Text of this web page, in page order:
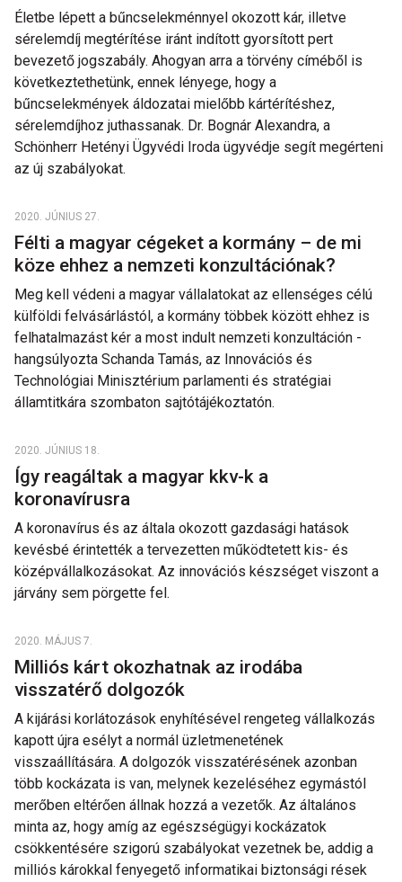
Életbe lépett a bűncselekménnyel okozott kár, illetve
sérelemdíj megtérítése iránt indított gyorsított pert
bevezető jogszabály. Ahogyan arra a törvény címéből is
következtethetünk, ennek lényege, hogy a
bűncselekmények áldozatai mielőbb kártérítéshez,
sérelemdíjhoz juthassanak. Dr. Bognár Alexandra, a
Schönherr Hetényi Ügyvédi Iroda ügyvédje segít megérteni
az új szabályokat.
2020. JÚNIUS 27.
Félti a magyar cégeket a kormány – de mi
köze ehhez a nemzeti konzultációnak?
Meg kell védeni a magyar vállalatokat az ellenséges célú
külföldi felvásárlástól, a kormány többek között ehhez is
felhatalmazást kér a most indult nemzeti konzultáción -
hangsúlyozta Schanda Tamás, az Innovációs és
Technológiai Minisztérium parlamenti és stratégiai
államtitkára szombaton sajtótájékoztatón.
2020. JÚNIUS 18.
Így reagáltak a magyar kkv-k a
koronavírusra
A koronavírus és az általa okozott gazdasági hatások
kevésbé érintették a tervezetten működtetett kis- és
középvállalkozásokat. Az innovációs készséget viszont a
járvány sem pörgette fel.
2020. MÁJUS 7.
Milliós kárt okozhatnak az irodába
visszatérő dolgozók
A kijárási korlátozások enyhítésével rengeteg vállalkozás
kapott újra esélyt a normál üzletmenetének
visszaállítására. A dolgozók visszatérésének azonban
több kockázata is van, melynek kezeléséhez egymástól
merőben eltérően állnak hozzá a vezetők. Az általános
minta az, hogy amíg az egészségügyi kockázatok
csökkentésére szigorú szabályokat vezetnek be, addig a
milliós károkkal fenyegető informatikai biztonsági rések